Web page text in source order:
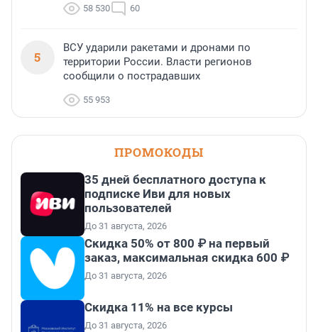
58 530 60
5
ВСУ ударили ракетами и дронами по
территории России. Власти регионов
сообщили о пострадавших
55 953
ПРОМОКОДЫ
35 дней бесплатного доступа к
подписке Иви для новых
пользователей
До 31 августа, 2026
Скидка 50% от 800 ₽ на первый
заказ, максимальная скидка 600 ₽
До 31 августа, 2026
Скидка 11% на все курсы
До 31 августа, 2026